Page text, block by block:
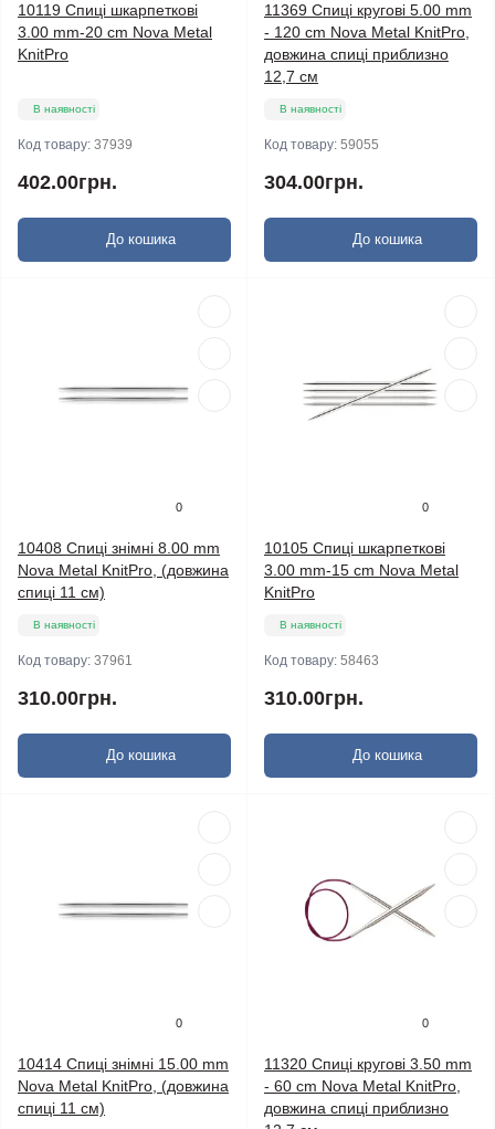
10119 Спиці шкарпеткові
3.00 mm-20 cm Nova Metal
KnitPro
В наявності
Код товару: 37939
402.00грн.
До кошика
11369 Спиці кругові 5.00 mm
- 120 cm Nova Metal KnitPro,
довжина спиці приблизно
12,7 см
В наявності
Код товару: 59055
304.00грн.
До кошика
0
10408 Спиці знімні 8.00 mm
Nova Metal KnitPro, (довжина
спиці 11 см)
В наявності
Код товару: 37961
310.00грн.
До кошика
0
10105 Спиці шкарпеткові
3.00 mm-15 cm Nova Metal
KnitPro
В наявності
Код товару: 58463
310.00грн.
До кошика
0
10414 Спиці знімні 15.00 mm
Nova Metal KnitPro, (довжина
спиці 11 см)
0
11320 Спиці кругові 3.50 mm
- 60 cm Nova Metal KnitPro,
довжина спиці приблизно